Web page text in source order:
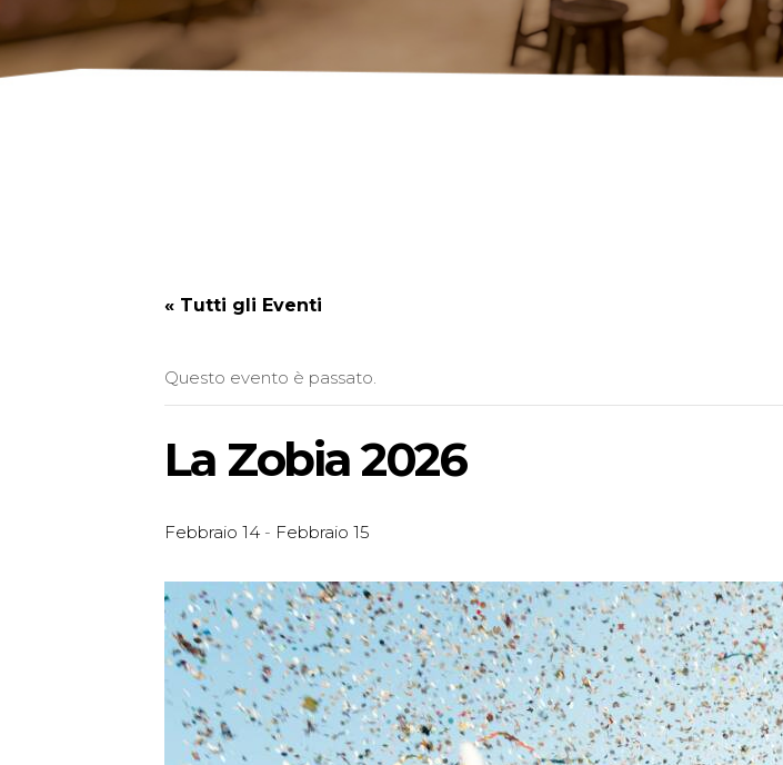
« Tutti gli Eventi
Questo evento è passato.
La Zobia 2026
Febbraio 14 - Febbraio 15